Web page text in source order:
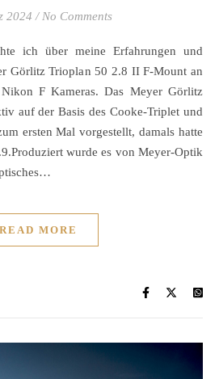
2024 / No Comments
Görlitz Trioplan 50 2.8 II F-Mount an
F Kameras. Das Meyer Görlitz
auf der Basis des Cooke-Triplet und
ersten Mal vorgestellt, damals hatte
wurde es von Meyer-Optik
READ MORE